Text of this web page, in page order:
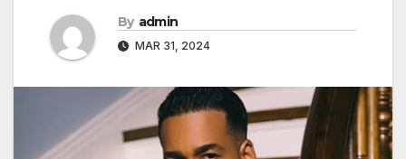
By admin
MAR 31, 2024